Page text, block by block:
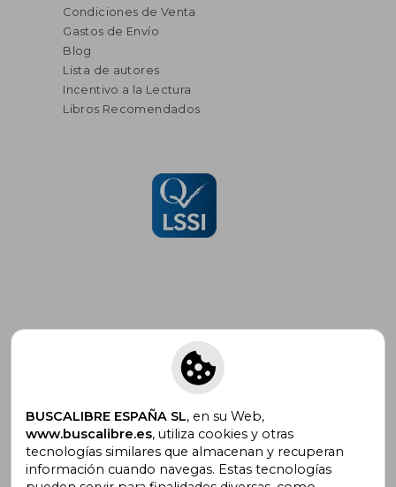
Condiciones de Venta
Gastos de Envío
Blog
Lista de autores
Incentivo a la Lectura
Libros Recomendados
Suscríbete para recibir ofertas y
promociones
¿Necesitas ayuda?
BUSCALIBRE ESPAÑA SL, en su Web,
www.buscalibre.es, utiliza cookies y otras
tecnologías similares que almacenan y recuperan
información cuando navegas. Estas tecnologías